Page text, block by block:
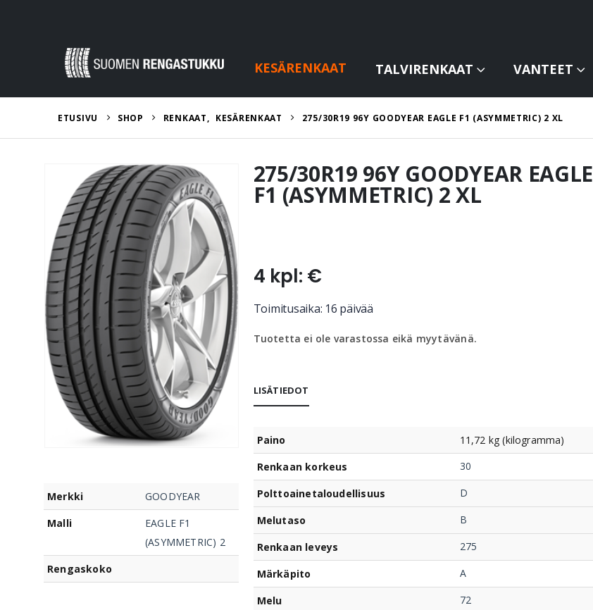
KESÄRENKAAT TALVIRENKAAT VANTEET
ETUSIVU SHOP RENKAAT, KESÄRENKAAT 275/30R19 96Y GOODYEAR EAGLE F1 (ASYMMETRIC) 2 XL
Merkki
GOODYEAR
Malli
EAGLE F1
(ASYMMETRIC) 2
Rengaskoko
275/30R19 96Y GOODYEAR EAGLE
F1 (ASYMMETRIC) 2 XL
4 kpl: €
Toimitusaika: 16 päivää
Tuotetta ei ole varastossa eikä myytävänä.
LISÄTIEDOT
Paino
11,72 kg (kilogramma)
Renkaan korkeus
30
Polttoainetaloudellisuus D
Melutaso B
Renkaan leveys 275
Märkäpito A
Melu 72